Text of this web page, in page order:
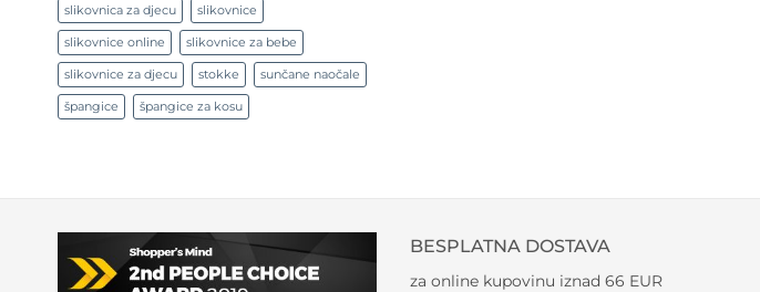
slikovnica za djecu slikovnice
slikovnice online slikovnice za bebe
slikovnice za djecu stokke sunčane naočale
špangice špangice za kosu
BESPLATNA DOSTAVA
za online kupovinu iznad 66 EUR